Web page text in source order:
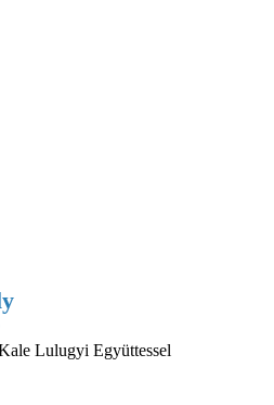
Lulugyi Együttessel